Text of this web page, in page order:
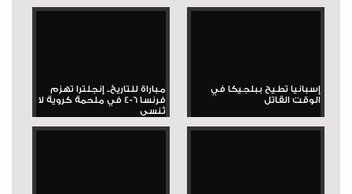
إسبانيا تطيح ببلجيكا في
الوقت القاتل
مباراة للتاريخ.. إنجلترا تهزم
فرنسا 6-4 في ملحمة كروية لا
تُنسى